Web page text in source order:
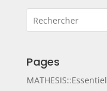
Pages
MATHESIS::Essentiel